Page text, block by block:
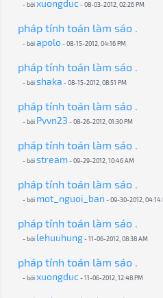
- bởixuongduc- 08-03-2012, 02:26 PM
pháp tính toán làm sáo .
- bởiapolo- 08-15-2012, 04:16 PM
pháp tính toán làm sáo .
- bởishaka - 08-15-2012, 08:51 PM
pháp tính toán làm sáo .
- bởi Pvvn23 - 08-26-2012, 01:30 PM
pháp tính toán làm sáo .
- bởistream- 09-29-2012, 10:46 AM
pháp tính toán làm sáo .
- bởi mot_nguoi_ban - 09-30-2012, 04:14
pháp tính toán làm sáo .
- bởi lehuuhung- 11-06-2012, 08:38 AM
pháp tính toán làm sáo .
- bởixuongduc- 11-06-2012, 12:48 PM